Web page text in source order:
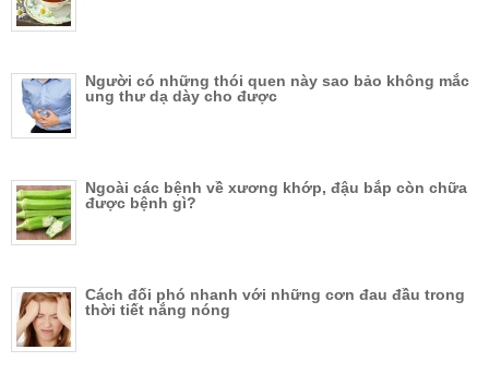
Người có những thói quen này sao bảo không mắc
ung thư dạ dày cho được
Ngoài các bệnh về xương khớp, đậu bắp còn chữa
được bệnh gì?
Cách đối phó nhanh với những cơn đau đầu trong
thời tiết nắng nóng